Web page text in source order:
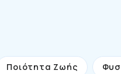
Ποιότητα Ζωής